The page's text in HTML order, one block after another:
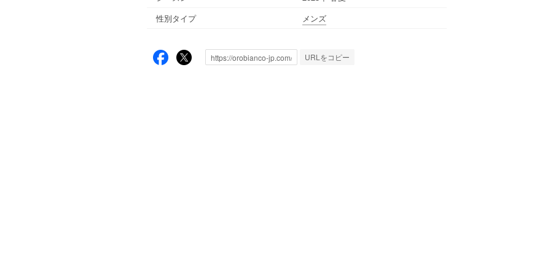
性別タイプ
メンズ
URLをコピー